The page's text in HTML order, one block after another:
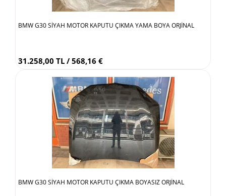
BMW G30 SİYAH MOTOR KAPUTU ÇIKMA YAMA BOYA ORJİNAL
31.258,00 TL / 568,16 €
BMW G30 SİYAH MOTOR KAPUTU ÇIKMA BOYASIZ ORJİNAL